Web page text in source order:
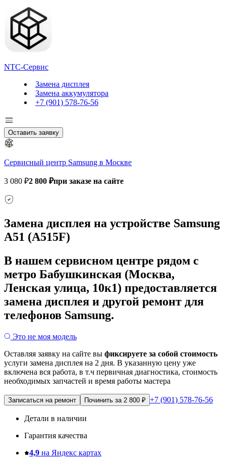
NTC-Сервис
Замена дисплея
Замена аккумулятора
+7 (901) 578-76-56
Оставить заявку
Сервисный центр Samsung в Москве
3 080 ₽2 800 ₽при заказе на сайте
Замена дисплея на устройстве Samsung
A51 (A515F)
В нашем сервисном центре рядом с
метро Бабушкинская (Москва,
Ленская улица, 10к1) предоставляется
замена дисплея и другой ремонт для
телефонов Samsung.
Это не моя модель
Оставляя заявку на сайте вы фиксируете за собой стоимость
услуги замена дисплея на 2 дня. В указанную цену уже
включена вся работа, в т.ч первичная диагностика, стоимость
необходимых запчастей и время работы мастера
Записаться на ремонт Починить за 2 800 ₽ +7 (901) 578-76-56
Детали в наличии
Гарантия качества
4,9 на Яндекс картах